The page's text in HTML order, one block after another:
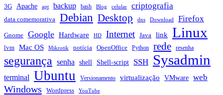
3G Apache apt backup bash Blog celular criptografia
data comemorativa Debian Desktop dns Download Firefox
Gnome Google Hardware HD Internet Java link Linux
lvm Mac OS Mikrotik notícia OpenOffice Python rede resenha
segurança senha shell Shell-script SSH Sysadmin
terminal Ubuntu Versionamento virtualização VMware web
Windows Wordpress YouTube